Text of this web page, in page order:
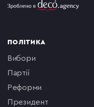
ПОЛІТИКА
вибори
партії
реформи
президент